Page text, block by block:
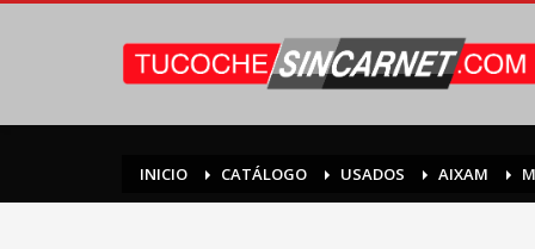
INICIO CATÁLOGO USADOS AIXAM